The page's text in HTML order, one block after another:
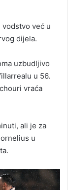
vodstvo već u
dijela.
uzbudljivo
u 56.
vraća
ali je za
u